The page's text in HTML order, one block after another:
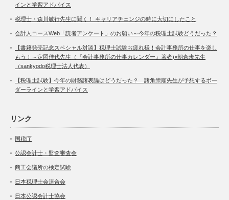
インと学習アドバイス
税理士・森川敏行先生に聞く！ キャリアチェンジの時に大切にしたこと
会計人コースWeb「読者アンケート」のお願い～今年の税理士試験どうだった？
【書籍発売記念スペシャル対談】税理士試験お疲れ様！会計事務所の仕事を楽し
もう！～定岡佳代先生（『会計事務所の仕事カレンダー』著者)×朝倉歩先生
（sankyodo税理士法人代表）
【税理士試験】今年の財務諸表論はどうだった？ 諸角崇順先生が予想するボー
ダーラインと学習アドバイス
リンク
国税庁
公認会計士・監査審査会
商工会議所の検定試験
日本税理士会連合会
日本公認会計士協会